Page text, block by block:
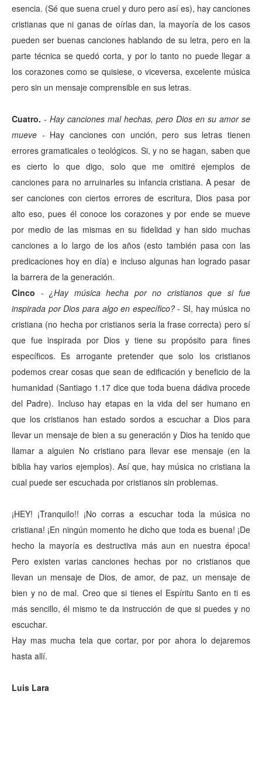
esencia. (Sé que suena cruel y duro pero así es), hay canciones
cristianas que ni ganas de oírlas dan, la mayoría de los casos
pueden ser buenas canciones hablando de su letra, pero en la
parte técnica se quedó corta, y por lo tanto no puede llegar a
los corazones como se quisiese, o viceversa, excelente música
pero sin un mensaje comprensible en sus letras.
Cuatro. - Hay canciones mal hechas, pero Dios en su amor se
mueve - Hay canciones con unción, pero sus letras tienen
errores gramaticales o teológicos. Si, y no se hagan, saben que
es cierto lo que digo, solo que me omitiré ejemplos de
canciones para no arruinarles su infancia cristiana. A pesar de
ser canciones con ciertos errores de escritura, Dios pasa por
alto eso, pues él conoce los corazones y por ende se mueve
por medio de las mismas en su fidelidad y han sido muchas
canciones a lo largo de los años (esto también pasa con las
predicaciones hoy en día) e incluso algunas han logrado pasar
la barrera de la generación.
Cinco - ¿Hay música hecha por no cristianos que si fue
inspirada por Dios para algo en específico?- SI, hay música no
cristiana (no hecha por cristianos seria la frase correcta) pero sí
que fue inspirada por Dios y tiene su propósito para fines
específicos. Es arrogante pretender que solo los cristianos
podemos crear cosas que sean de edificación y beneficio de la
humanidad (Santiago 1.17 dice que toda buena dádiva procede
del Padre). Incluso hay etapas en la vida del ser humano en
que los cristianos han estado sordos a escuchar a Dios para
llevar un mensaje de bien a su generación y Dios ha tenido que
llamar a alguien No cristiano para llevar ese mensaje (en la
biblia hay varios ejemplos). Así que, hay música no cristiana la
cual puede ser escuchada por cristianos sin problemas.
¡HEY! ¡Tranquilo!! ¡No corras a escuchar toda la música no
cristiana! ¡En ningún momento he dicho que toda es buena! ¡De
hecho la mayoría es destructiva más aun en nuestra época!
Pero existen varias canciones hechas por no cristianos que
llevan un mensaje de Dios, de amor, de paz, un mensaje de
bien y no de mal. Creo que si tienes el Espíritu Santo en ti es
más sencillo, él mismo te da instrucción de que si puedes y no
escuchar.
Hay mas mucha tela que cortar, por por ahora lo dejaremos
hasta allí.
Luis Lara